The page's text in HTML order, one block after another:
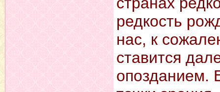
редкость
нас, к
ставится
опозданием.